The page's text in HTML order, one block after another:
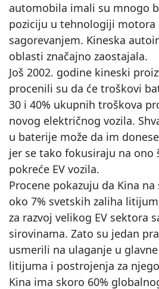
automobila imali su mnogo
poziciju u tehnologiji motora
sagorevanjem. Kineska
oblasti značajno zaostajala.
Još 2002. godine kineski
procenili su da će troškovi
30 i 40% ukupnih troškova
novog električnog vozila.
u baterije može da im
jer se tako fokusiraju na ono
pokreće EV vozila.
Procene pokazuju da Kina
oko 7% svetskih zaliha
za razvoj velikog EV sektora
sirovinama. Zato su jedan
usmerili na ulaganje u
litijuma i postrojenja za
Kina ima skoro 60%